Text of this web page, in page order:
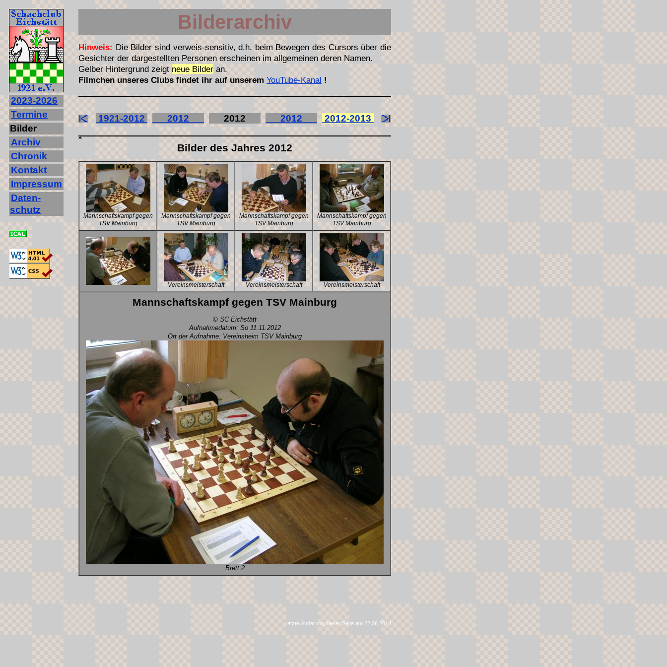
2023‐2026
Termine
Bilder
Archiv
Chronik
Kontakt
Impressum
Daten-
schutz
Bilderarchiv
Hinweis: Die Bilder sind verweis-sensitiv, d.h. beim Bewegen des Cursors über die
Gesichter der dargestellten Personen erscheinen im allgemeinen deren Namen.
Gelber Hintergrund zeigt neue Bilder an.
Filmchen unseres Clubs findet ihr auf unserem YouTube-Kanal !
1921-2012 2012 2012 2012 2012-2013
Bilder des Jahres 2012
Mannschaftskampf gegen
TSV Mainburg
Mannschaftskampf gegen
TSV Mainburg
Mannschaftskampf gegen
TSV Mainburg
Mannschaftskampf gegen
TSV Mainburg
Vereinsmeisterschaft Vereinsmeisterschaft Vereinsmeisterschaft
Mannschaftskampf gegen TSV Mainburg
© SC Eichstätt
Aufnahmedatum: So 11.11.2012
Ort der Aufnahme: Vereinsheim TSV Mainburg
Brett 2
Letzte Änderung dieser Seite am 22.06.2014